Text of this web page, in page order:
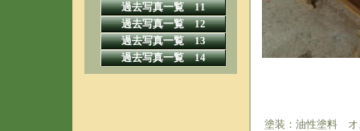
過去写真一覧 11
過去写真一覧 12
過去写真一覧 13
過去写真一覧 14
塗装：油性塗料